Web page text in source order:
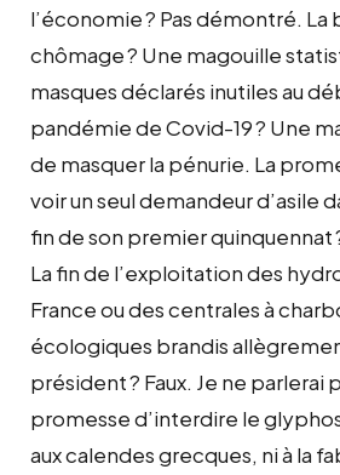
l’économie? Pas démontré. La
chômage? Une magouille
masques déclarés inutiles au
pandémie de Covid-19? Une
de masquer la pénurie. La
voir un seul demandeur d’asile
fin de son premier quinquennat
La fin de l’exploitation des
France ou des centrales à
écologiques brandis
président? Faux. Je ne parlerai
promesse d’interdire le
aux calendes grecques, ni à la